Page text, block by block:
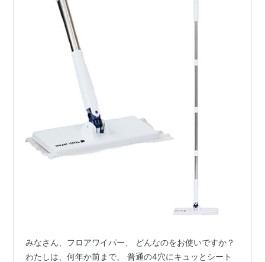
みなさん、フロアワイパー、 どんなのをお使いですか？
わたしは、何年か前まで、 普通の4穴にキュッとシート